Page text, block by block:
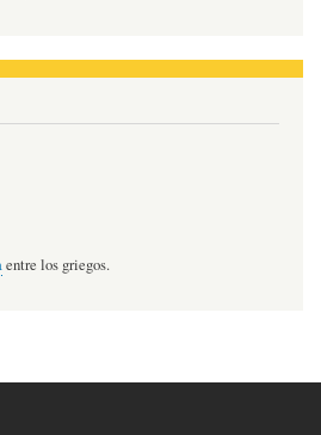
entre los griegos.